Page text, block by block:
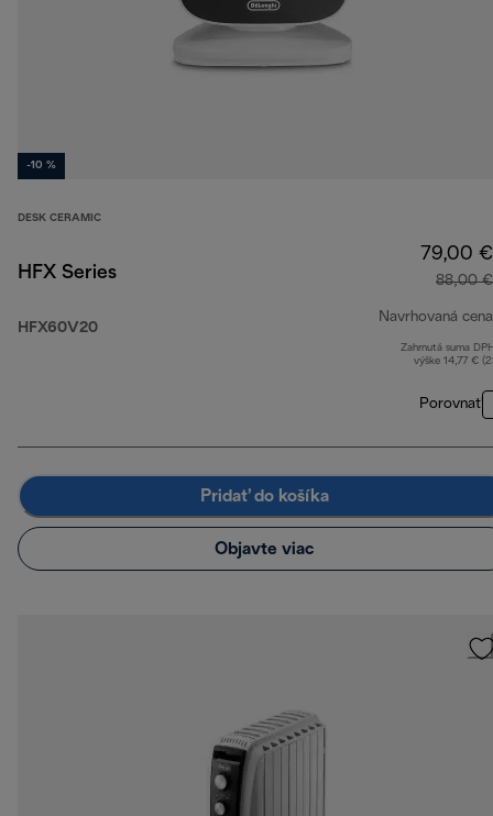
-10 %
DESK CERAMIC
HFX Series
HFX60V20
79,00 €
88,00 €
Navrhovaná cena
Zahrnutá suma
výške 14,77 €
Porovnať
Pridať do košíka
Objavte viac